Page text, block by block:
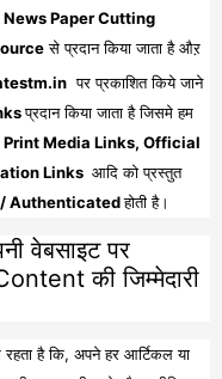
Paper Cutting
से प्रदान किया जाता है औऱ
पर प्रकाशित किये जाने
प्रदान किया जाता है जिसमे हम
Media Links, Official
Links आदि को प्रस्तुत
/ Authenticatedहोती है।
वेबसाइट पर
की जिम्मेदारी
रहता है कि, अपने हर आर्टिकल या